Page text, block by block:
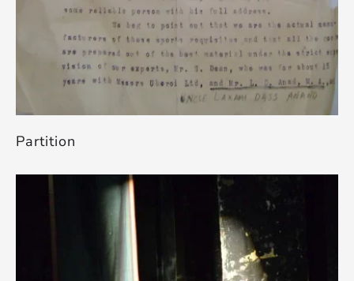
Partition